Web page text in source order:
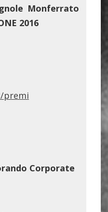
Monferrato
2016
premi
Corporate